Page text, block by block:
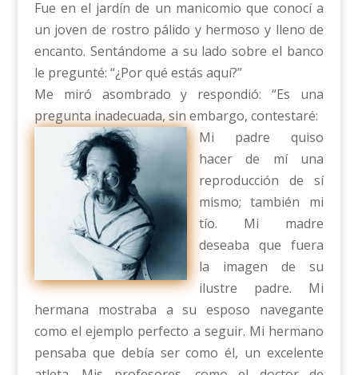
Fue en el jardín de un manicomio que conocí a
un joven de rostro pálido y hermoso y lleno de
encanto. Sentándome a su lado sobre el banco
le pregunté: “¿Por qué estás aquí?”
Me miró asombrado y respondió: “Es una
pregunta inadecuada, sin embargo, contestaré:
Mi padre quiso
hacer de mí una
reproducción de sí
mismo; también mi
tío. Mi madre
deseaba que fuera
la imagen de su
ilustre padre. Mi
hermana mostraba a su esposo navegante
como el ejemplo perfecto a seguir. Mi hermano
pensaba que debía ser como él, un excelente